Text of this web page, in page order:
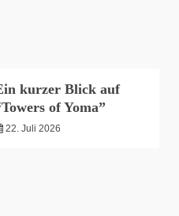
kurzer Blick auf
of Yoma”
22. Juli 2026